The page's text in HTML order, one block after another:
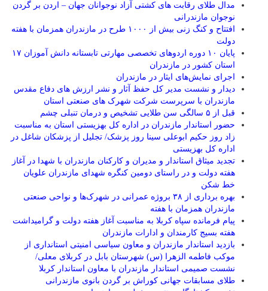
مدال طلای رقابت های کشتی آزاد نوجوانان جهان – اردن بر گردن
نوجوان مازندرانی
افتتاح و کنگ زنی بیش از ۱۰۰۰ طرح در مازندران همزمان با هفته
دولت
پایان ۱۰ دوره اردوهای تخصصی مهارتی تابستانه دانش آموزان ۱۷
استان کشور در مازندران
اجرای نمایش‌های ایثار در مازندران
دیدار و نشست مدیر کل حفظ آثار و نشر ارزش های دفاع مقدس
مازندران با سرپرست شرکت شهرک های صنعتی استان
قبل از ۵ سالگی سن طلایی تشخیص و درمان تنبلی چشم
حضور استاندار مازندران در اداره کل بهزیستی استان به مناسبت
زاد روز حکیم ابوعلی سینا روز پزشک/ تجلیل از پزشکان شاغل در
اداره کل بهزیستی
تجدید میثاق استاندار و مدیران و کارکنان مازندران با شهدا در آغاز
هفته دولت و در راستای دومین کنگره شهدای مازندران علویان
خط شکن
بهره برداری از ۳۸ بروژه عمرانی در شهرک‌ها و نواحی صنعتی
مازندران همزمان با هفته
پیام فرمانده سپاه کربلا به مناسبت آغاز هفته دولت و گرامیداشت
هفته بسیج کارمندان و ادارات مازندران
بازدید استاندار مازندران و معاون سیاسی امنیتی استانداری از
موکب فاطمه الزهرا (س) شهرستان بابل در کربلای معلی/
نشست صمیمی استاندار مازندران با معاون استاندار کربلا
طلای مسابقات جهانی کوراش بر گردن بانوی مازندرانی